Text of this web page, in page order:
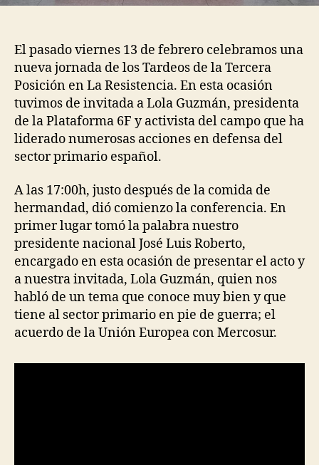
El pasado viernes 13 de febrero celebramos una
nueva jornada de los Tardeos de la Tercera
Posición en La Resistencia. En esta ocasión
tuvimos de invitada a Lola Guzmán, presidenta
de la Plataforma 6F y activista del campo que ha
liderado numerosas acciones en defensa del
sector primario español.
A las 17:00h, justo después de la comida de
hermandad, dió comienzo la conferencia. En
primer lugar tomó la palabra nuestro
presidente nacional José Luis Roberto,
encargado en esta ocasión de presentar el acto y
a nuestra invitada, Lola Guzmán, quien nos
habló de un tema que conoce muy bien y que
tiene al sector primario en pie de guerra; el
acuerdo de la Unión Europea con Mercosur.